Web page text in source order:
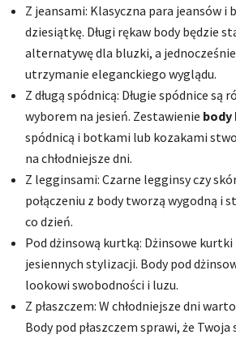
Z jeansami: Klasyczna para jeansów i
dziesiątkę. Długi rękaw body będzie
alternatywę dla bluzki, a
utrzymanie eleganckiego wyglądu.
Z długą spódnicą: Długie spódnice są
wyborem na jesień. Zestawienie body
spódnicą i botkami lub kozakami
na chłodniejsze dni.
Z legginsami: Czarne legginsy czy
połączeniu z body tworzą wygodną i
co dzień.
Pod dżinsową kurtką: Dżinsowe
jesiennych stylizacji. Body pod
lookowi swobodności i luzu.
Z płaszczem: W chłodniejsze dni
Body pod płaszczem sprawi, że